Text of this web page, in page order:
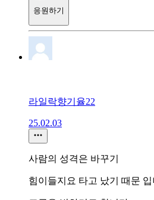
응원하기
라일락향기율22
25.02.03
사람의 성격은 바꾸기
힘이들지요 타고 났기 때문